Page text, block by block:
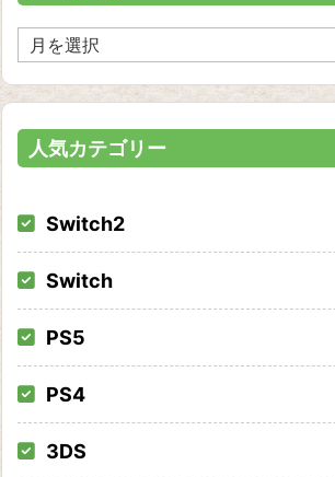
ー
カ
イ
ブ
人気カテゴリー
Switch2
Switch
PS5
PS4
3DS